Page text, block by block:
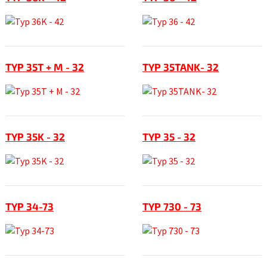
TYP 35T + M - 32 TYP 35TANK- 32
TYP 35K - 32 TYP 35 - 32
TYP 34-73 TYP 730 - 73